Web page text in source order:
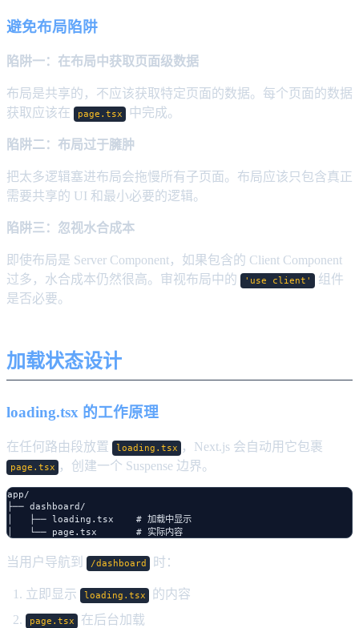
避免布局陷阱
陷阱一：在布局中获取页面级数据
布局是共享的，不应该获取特定页面的数据。每个页面的数据
获取应该在
page.tsx 中完成。
陷阱二：布局过于臃肿
把太多逻辑塞进布局会拖慢所有子页面。布局应该只包含真正
需要共享的 UI 和最小必要的逻辑。
陷阱三：忽视水合成本
即使布局是 Server Component，如果包含的 Client Component
过多，水合成本仍然很高。审视布局中的
'use client'
组件
是否必要。
加载状态设计
loading.tsx 的工作原理
在任何路由段放置 loading.tsx ，Next.js 会自动用它包裹
page.tsx ，创建一个 Suspense 边界。
app/
├── dashboard/
│   ├── loading.tsx    # 加载中显示
当用户导航到 /dashboard 时：
立即显示 loading.tsx 的内容
page.tsx
在后台加载